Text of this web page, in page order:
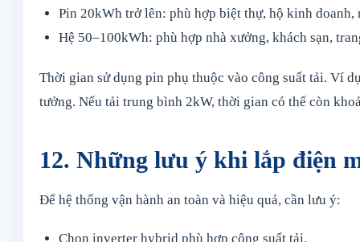
Pin 20kWh trở lên: phù hợp biệt thự, hộ kinh
Hệ 50–100kWh: phù hợp nhà xưởng, khách sạn,
Thời gian sử dụng pin phụ thuộc vào công suất tải. Ví
tưởng. Nếu tải trung bình 2kW, thời gian có thể còn
12. Những lưu ý khi lắp điện
Để hệ thống vận hành an toàn và hiệu quả, cần lưu ý:
Chọn inverter hybrid phù hợp công suất tải.